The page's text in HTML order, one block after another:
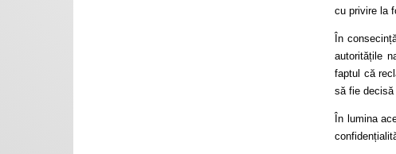
cu privire la
În
autoritățile
faptul că
să fie decisă
În lumina